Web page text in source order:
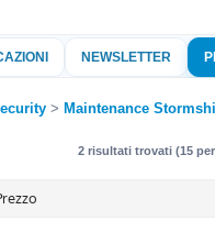
NEWSLETTER
Maintenance
2 risultati trovati (15